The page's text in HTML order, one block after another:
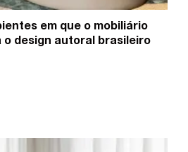
em que o mobiliário
o design autoral brasileiro